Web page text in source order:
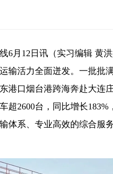
12日讯（实习编辑 黄洪
输活力全面迸发。一批批
港口烟台港跨海奔赴大连
超2600台，同比增长
体系、专业高效的综合服